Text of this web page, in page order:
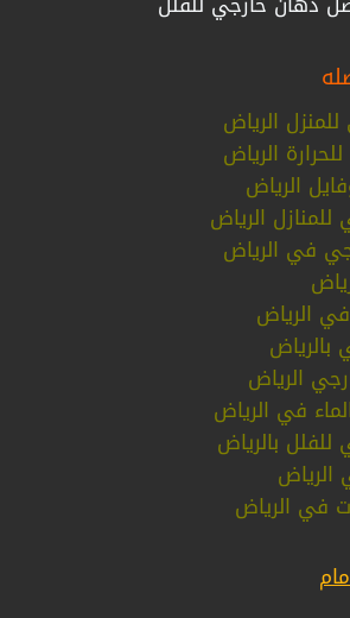
الرياض
الرياض
الرياض
الرياض
في الرياض
الرياض
الرياض
في الرياض
بالرياض
الرياض
في الرياض